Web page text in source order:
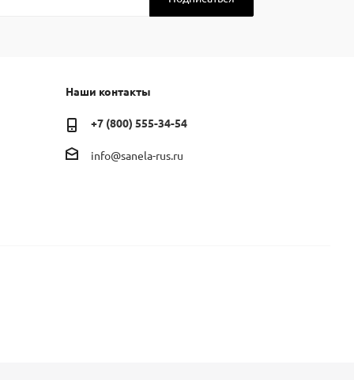
Наши контакты
+7 (800) 555-34-54
info@sanela-rus.ru